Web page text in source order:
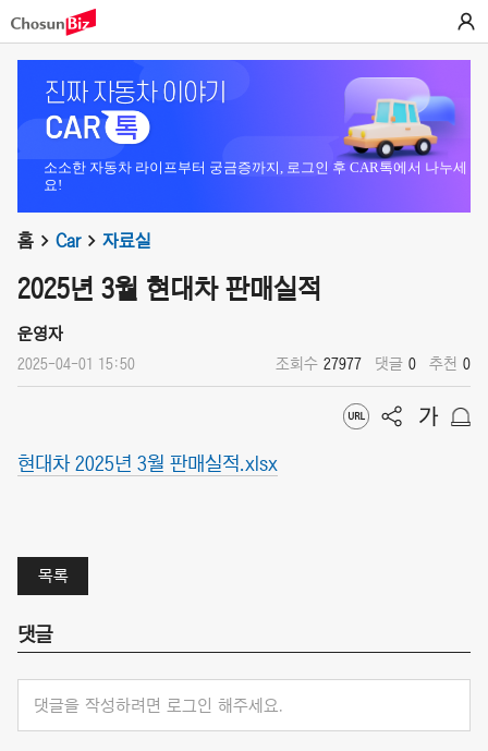
소소한 자동차 라이프부터 궁금증까지, 로그인 후 CAR톡에서 나누세
요!
홈 Car 자료실
2025년 3월 현대차 판매실적
운영자
2025-04-01 15:50 조회수 27977 댓글 0 추천 0
현대차 2025년 3월 판매실적.xlsx
목록
댓글
댓글을 작성하려면 로그인 해주세요.